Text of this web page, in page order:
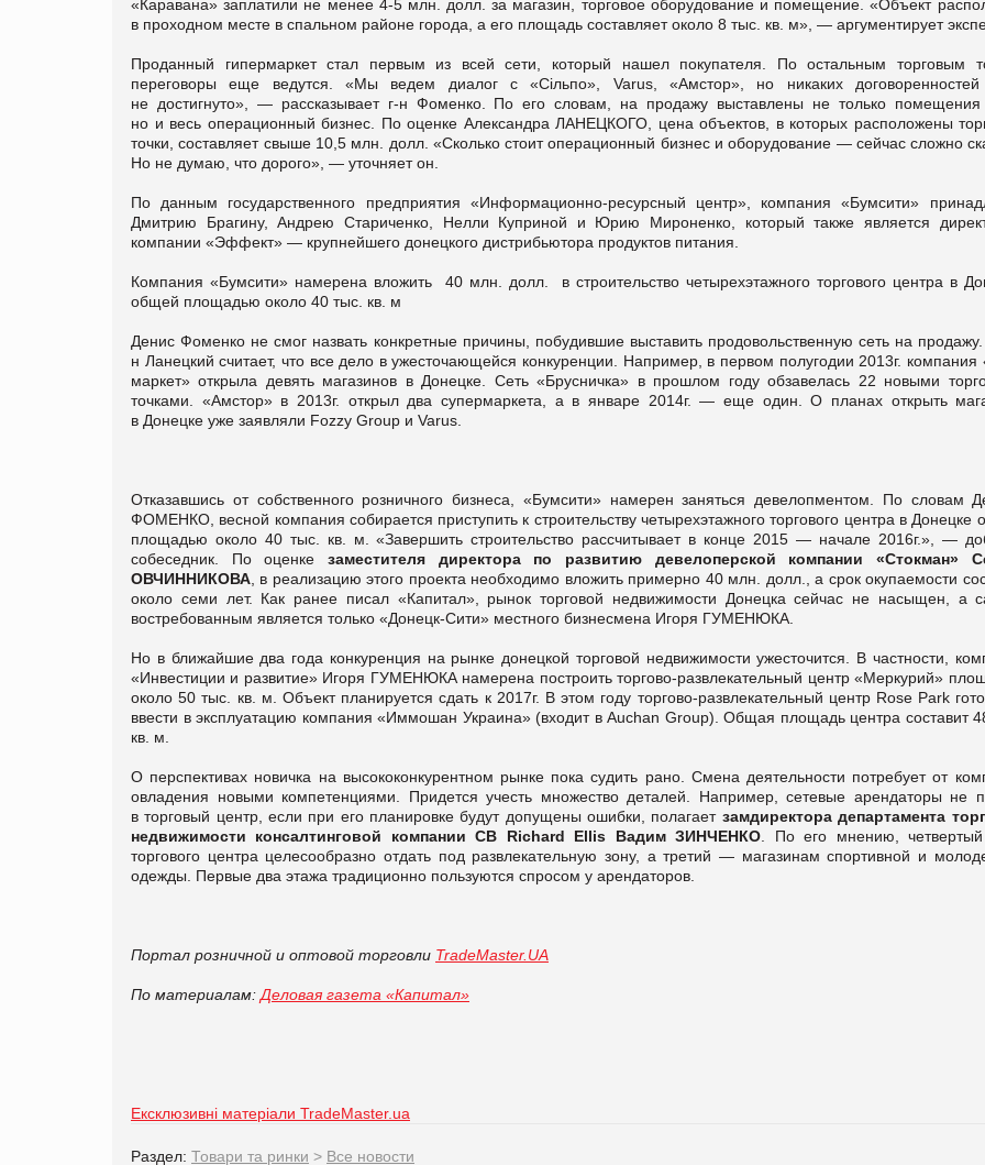
«Каравана» заплатили не менее 4‑5 млн. долл. за магазин, торговое оборудование и помещение. «Объект
в проходном месте в спальном районе города, а его площадь составляет около 8 тыс. кв. м», — аргументирует
Проданный гипермаркет стал первым из всей сети, который нашел покупателя. По остальным торговым
переговоры еще ведутся. «Мы ведем диалог с «Сільпо», Varus, «Амстор», но никаких договоренностей
не достигнуто», — рассказывает г-н Фоменко. По его словам, на продажу выставлены не только помещения
но и весь операционный бизнес. По оценке Александра ЛАНЕЦКОГО, цена объектов, в которых расположены
точки, составляет свыше 10,5 млн. долл. «Сколько стоит операционный бизнес и оборудование — сейчас сложно
Но не думаю, что дорого», — уточняет он.
По данным государственного предприятия «Информационно-ресурсный центр», компания «Бумсити»
Дмитрию Брагину, Андрею Стариченко, Нелли Куприной и Юрию Мироненко, который также является
компании «Эффект» — крупнейшего донецкого дистрибьютора продуктов питания.
Компания «Бумсити» намерена вложить 40 млн. долл. в строительство четырехэтажного торгового центра в
общей площадью около 40 тыс. кв. м
Денис Фоменко не смог назвать конкретные причины, побудившие выставить продовольственную сеть на
н Ланецкий считает, что все дело в ужесточающейся конкуренции. Например, в первом полугодии 2013г. компания
маркет» открыла девять магазинов в Донецке. Сеть «Брусничка» в прошлом году обзавелась 22 новыми
точками. «Амстор» в 2013г. открыл два супермаркета, а в январе 2014г. — еще один. О планах открыть
в Донецке уже заявляли Fozzy Group и Varus.
Отказавшись от собственного розничного бизнеса, «Бумсити» намерен заняться девелопментом. По словам
ФОМЕНКО, весной компания собирается приступить к строительству четырех­этажного торгового центра в Донецке
площадью около 40 тыс. кв. м. «Завершить строительство рассчитывает в конце 2015 — начале 2016г.», —
собеседник. По оценке заместителя директора по развитию девелоперской компании «Стокман»
ОВЧИННИКОВА , в реализацию этого проекта необходимо вложить примерно 40 млн. долл., а срок окупаемости
около семи лет. Как ранее писал «Капитал», рынок торговой недвижимости Донецка сейчас не насыщен, а
востребованным является только «Донецк-Сити» местного бизнесмена Игоря ГУМЕНЮКА.
Но в ближайшие два года конкуренция на рынке донецкой торговой недвижимости ужесточится. В частности,
«Инвестиции и развитие» Игоря ГУМЕНЮКА намерена построить торгово-развлекательный центр «Меркурий»
около 50 тыс. кв. м. Объект планируется сдать к 2017г. В этом году торгово-развлекательный центр Rose Park
ввести в эксплуатацию компания «Иммошан Украина» (входит в Auchan Group). Общая площадь центра составит
кв. м.
О перспективах новичка на высококонкурентном рынке пока судить рано. Смена деятельности потребует от
овладения новыми компетенциями. Придется учесть множество деталей. Например, сетевые арендаторы не
в торговый центр, если при его планировке будут допущены ошибки, полагает замдиректора департамента
недвижимости консалтинговой компании CB Richard Ellis Вадим ЗИНЧЕНКО . По его мнению,
торгового центра целесообразно отдать под развлекательную зону, а третий — магазинам спортивной и
одежды. Первые два этажа традиционно пользуются спросом у арендаторов.
Портал розничной и оптовой торговли TradeMaster.UA
По материалам: Деловая газета «Капитал»
Ексклюзивні матеріали TradeMaster.ua
Раздел: Товари та ринки > Все новости